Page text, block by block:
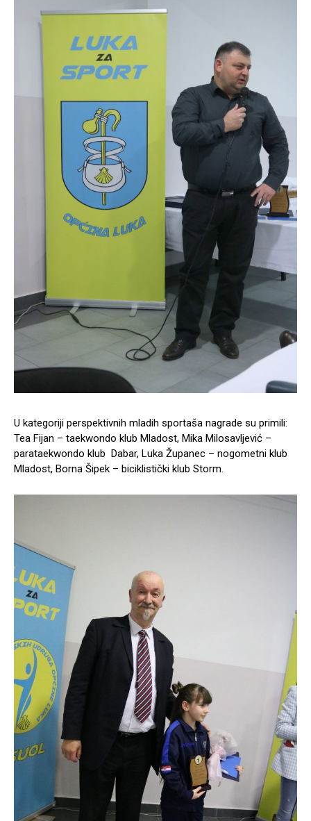
U kategoriji perspektivnih mladih sportaša nagrade su primili:
Tea Fijan – taekwondo klub Mladost, Mika Milosavljević –
parataekwondo klub Dabar, Luka Županec – nogometni klub
Mladost, Borna Šipek – biciklistički klub Storm.